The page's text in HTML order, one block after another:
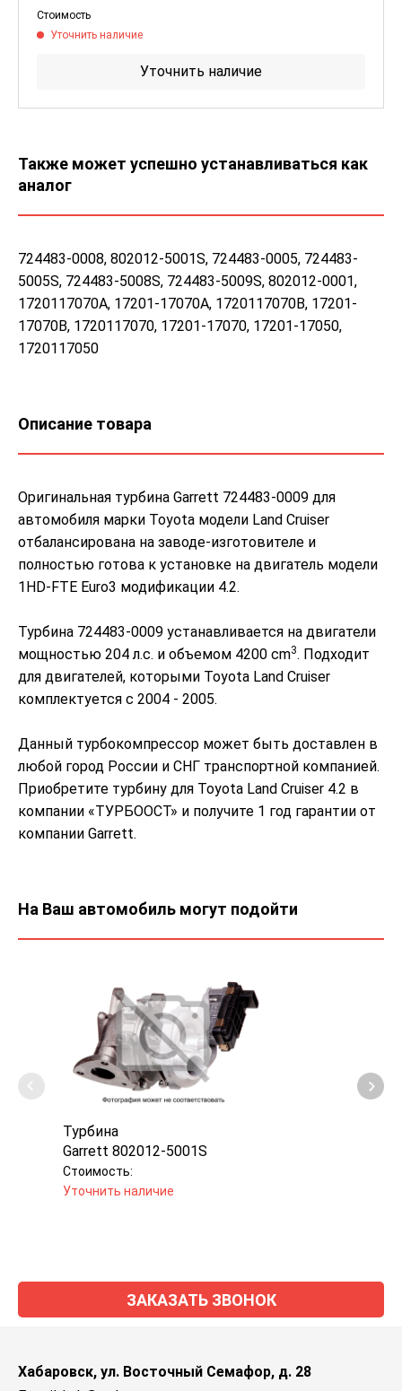
Стоимость
Уточнить наличие
Уточнить наличие
Также может успешно устанавливаться как
аналог
724483-0008, 802012-5001S, 724483-0005, 724483-
5005S, 724483-5008S, 724483-5009S, 802012-0001,
1720117070A, 17201-17070A, 1720117070B, 17201-
17070B, 1720117070, 17201-17070, 17201-17050,
1720117050
Описание товара
Оригинальная турбина Garrett 724483-0009 для
автомобиля марки Toyota модели Land Cruiser
отбалансирована на заводе-изготовителе и
полностью готова к установке на двигатель модели
1HD-FTE Euro3 модификации 4.2.
Турбина 724483-0009 устанавливается на двигатели
мощностью 204 л.с. и объемом 4200 cm3. Подходит
для двигателей, которыми Toyota Land Cruiser
комплектуется с 2004 - 2005.
Данный турбокомпрессор может быть доставлен в
любой город России и СНГ транспортной компанией.
Приобретите турбину для Toyota Land Cruiser 4.2 в
компании «ТУРБООСТ» и получите 1 год гарантии от
компании Garrett.
На Ваш автомобиль могут подойти
Турбина
Garrett 802012-5001S
Стоимость:
Уточнить наличие
ЗАКАЗАТЬ ЗВОНОК
Хабаровск, ул. Восточный Семафор, д. 28